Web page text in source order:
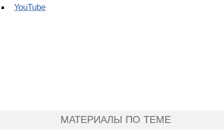
YouTube
МАТЕРИАЛЫ ПО ТЕМЕ